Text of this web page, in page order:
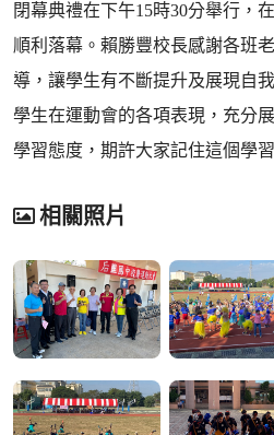
閉幕典禮在下午15時30分舉行，
順利落幕。賴勝豐校長感謝各班
導，讓學生有不斷提升及展現自
學生在運動會的各項表現，充分
學習態度，期許大家記住這個學
相關照片